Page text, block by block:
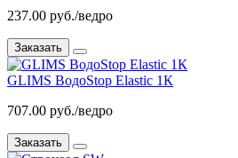
237.00 руб./ведро
Заказать
GLIMS ВодоStop Elastic 1К
707.00 руб./ведро
Заказать